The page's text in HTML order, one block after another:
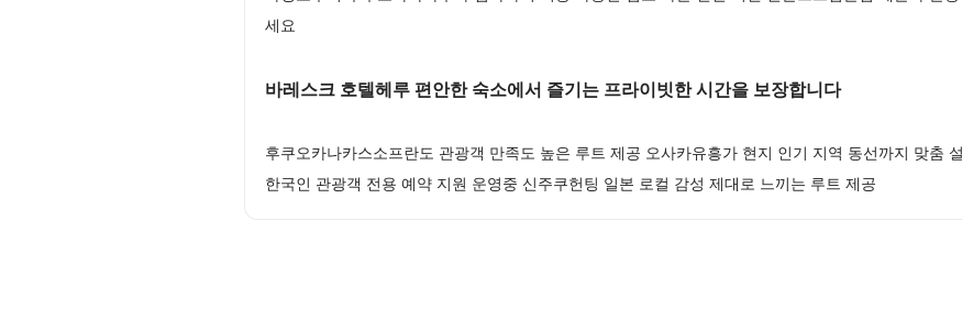
세요
바레스크 호텔헤루 편안한 숙소에서 즐기는 프라이빗한 시간을 보장합니다
후쿠오카나카스소프란도 관광객 만족도 높은 루트 제공 오사카유흥가 현지 인기 지역 동선까지 맞춤
한국인 관광객 전용 예약 지원 운영중 신주쿠헌팅 일본 로컬 감성 제대로 느끼는 루트 제공